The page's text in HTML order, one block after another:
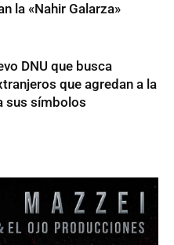
la «Nahir Galarza»
DNU que busca
que agredan a la
sus símbolos